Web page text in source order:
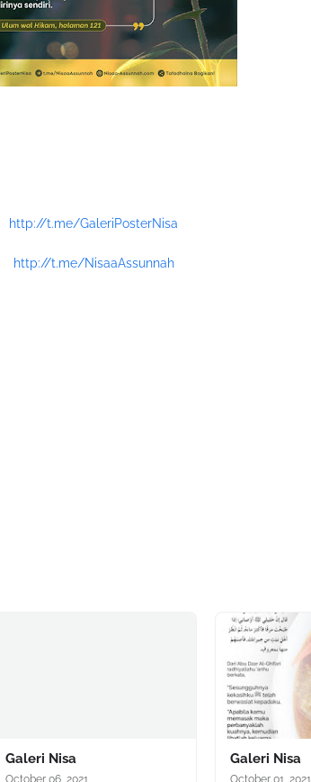
http://t.me/GaleriPosterNisa
http://t.me/NisaaAssunnah
Galeri Nisa
October 06, 2021
Galeri Nisa
October 01, 2021